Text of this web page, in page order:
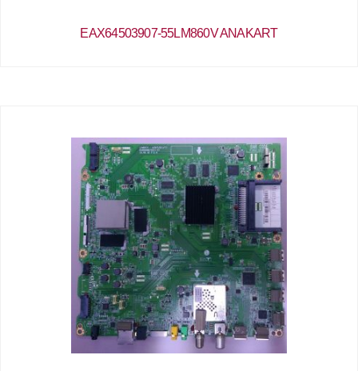
EAX64503907-55LM860V ANAKART